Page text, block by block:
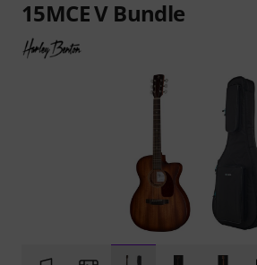
15MCE V Bundle